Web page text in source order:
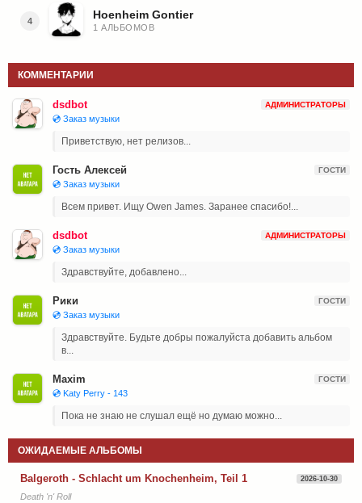
4 Hoenheim Gontier
1 АЛЬБОМОВ
КОММЕНТАРИИ
dsdbot АДМИНИСТРАТОРЫ
💿 Заказ музыки
Приветствую, нет релизов...
Гость Алексей ГОСТИ
💿 Заказ музыки
Всем привет. Ищу Owen James. Заранее спасибо!...
dsdbot АДМИНИСТРАТОРЫ
💿 Заказ музыки
Здравствуйте, добавлено...
Рики ГОСТИ
💿 Заказ музыки
Здравствуйте. Будьте добры пожалуйста добавить альбом
в...
Maxim ГОСТИ
💿 Katy Perry - 143
Пока не знаю не слушал ещё но думаю можно...
ОЖИДАЕМЫЕ АЛЬБОМЫ
Balgeroth - Schlacht um Knochenheim, Teil 1 2026-10-30
Death 'n' Roll